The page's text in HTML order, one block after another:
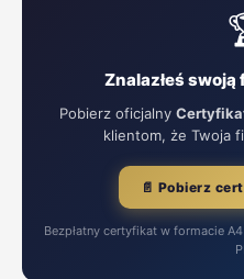
Znalazłeś
Pobierz oficjalny
klientom, że Twoja
📄 Pobierz
Bezpłatny certyfikat w formacie